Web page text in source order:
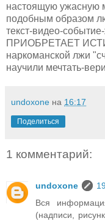
настоящую ужасную
подобным образом
текст-видео-
ПРИОБРЕТАЕТ
наркоманской лжи
научили мечтать-
undoxone на 16:17
Поделиться
1 комментарий:
undoxone
Вся
(надписи,